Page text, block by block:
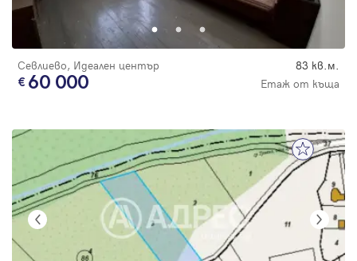
Севлиево, Идеален център 83 кв.м.
60 000 Етаж от къща